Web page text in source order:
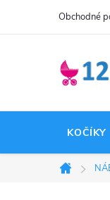
Obchodné
KOČÍKY
Domov